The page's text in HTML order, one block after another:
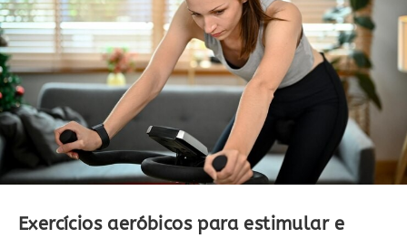
Exercícios aeróbicos para estimular e